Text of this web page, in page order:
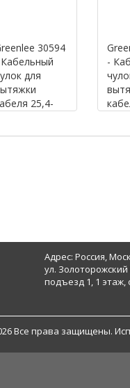
30594
для
25,4-
-
Адрес: Россия,
ул. Золоторожский
подъезд 1, 1 этаж,
Все права защищены.